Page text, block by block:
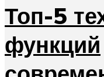
Топ-5
функций